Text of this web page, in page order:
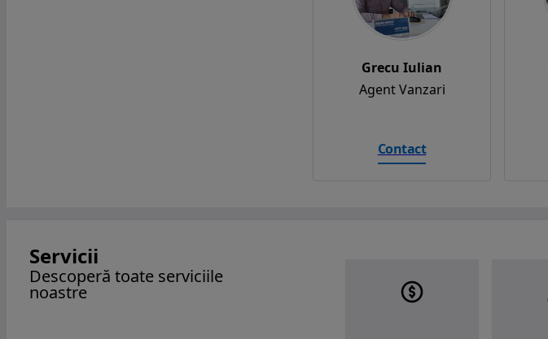
Grecu Iulian
Agent Vanzari
Contact
Servicii
Descoperă toate serviciile
noastre